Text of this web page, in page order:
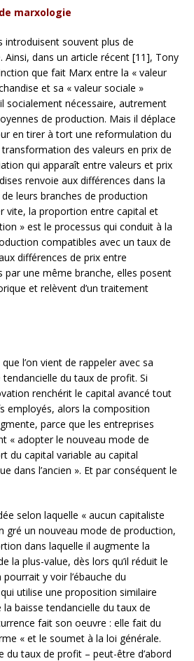
marxologie
introduisent souvent plus de
Ainsi, dans un article récent [11], Tony
que fait Marx entre la « valeur
et sa « valeur sociale »
socialement nécessaire, autrement
de production. Mais il déplace
en tirer à tort une reformulation du
des valeurs en prix de
qui apparaît entre valeurs et prix
renvoie aux différences dans la
leurs branches de production
vite, la proportion entre capital et
» est le processus qui conduit à la
compatibles avec un taux de
différences de prix entre
par une même branche, elles posent
et relèvent d’un traitement
l’on vient de rappeler avec sa
du taux de profit. Si
renchérit le capital avancé tout
employés, alors la composition
parce que les entreprises
« adopter le nouveau mode de
du capital variable au capital
dans l’ancien ». Et par conséquent le
selon laquelle « aucun capitaliste
gré un nouveau mode de production,
dans laquelle il augmente la
la plus-value, dès lors qu’il réduit le
y voir l’ébauche du
utilise une proposition similaire
baisse tendancielle du taux de
fait son oeuvre : elle fait du
« et le soumet à la loi générale.
du taux de profit – peut-être d’abord